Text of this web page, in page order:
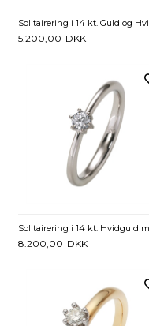
5.200,00 DKK
8.200,00 DKK